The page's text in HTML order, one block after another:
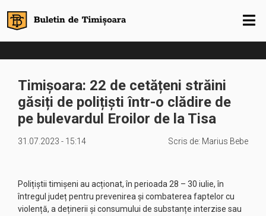
Timișoara: 22 de cetățeni străini
găsiți de polițiști într-o clădire de
pe bulevardul Eroilor de la Tisa
31.07.2023 - 15:14 Scris de: Marius Bebe
Polițiștii timișeni au acționat, în perioada 28 – 30 iulie, în
întregul județ pentru prevenirea și combaterea faptelor cu
violență, a deținerii și consumului de substanțe interzise sau